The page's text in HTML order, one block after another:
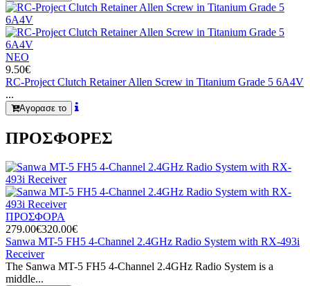
ΝΕΟ
9.50€
RC-Project Clutch Retainer Allen Screw in Titanium Grade 5 6A4V
...
Αγορασε το
ΠΡΟΣΦΟΡΕΣ
ΠΡΟΣΦΟΡΑ
279.00€320.00€
Sanwa MT-5 FH5 4-Channel 2.4GHz Radio System with RX-493i
Receiver
The Sanwa MT-5 FH5 4-Channel 2.4GHz Radio System is a
middle...